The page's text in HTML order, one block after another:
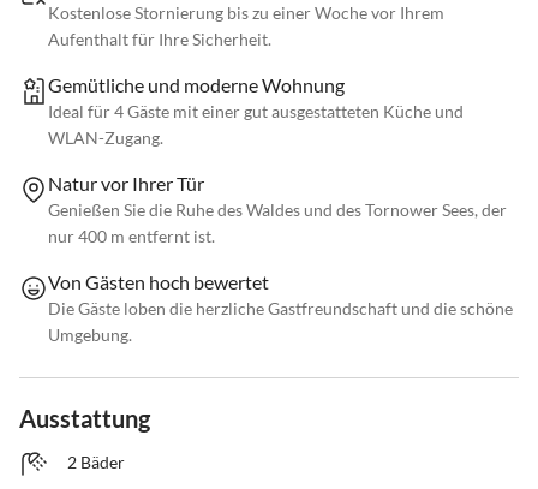
Kostenlose Stornierung bis zu einer Woche vor Ihrem
Aufenthalt für Ihre Sicherheit.
Gemütliche und moderne Wohnung
Ideal für 4 Gäste mit einer gut ausgestatteten Küche und
WLAN-Zugang.
Natur vor Ihrer Tür
Genießen Sie die Ruhe des Waldes und des Tornower Sees, der
nur 400 m entfernt ist.
Von Gästen hoch bewertet
Die Gäste loben die herzliche Gastfreundschaft und die schöne
Umgebung.
Ausstattung
2 Bäder